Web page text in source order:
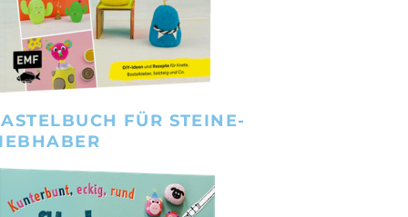
FÜR STEINE-